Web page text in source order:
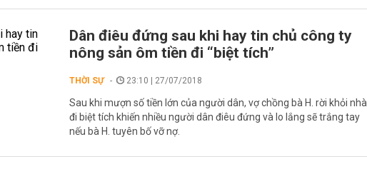
Dân điêu đứng sau khi hay tin chủ công ty
nông sản ôm tiền đi “biệt tích”
THỜI SỰ 23:10 | 27/07/2018
Sau khi mượn số tiền lớn của người dân, vợ chồng bà H. rời khỏi nhà
đi biệt tích khiến nhiều người dân điêu đứng và lo lắng sẽ trắng tay
nếu bà H. tuyên bố vỡ nợ.